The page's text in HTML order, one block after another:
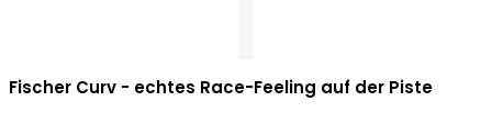
Fischer Curv - echtes Race-Feeling auf der Piste